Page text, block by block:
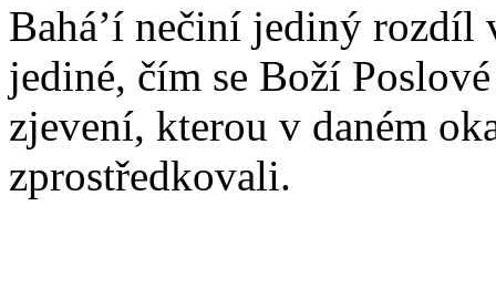
Bahá’í nečiní jediný rozdíl
jediné, čím se Boží
zjevení, kterou v daném
zprostředkovali.